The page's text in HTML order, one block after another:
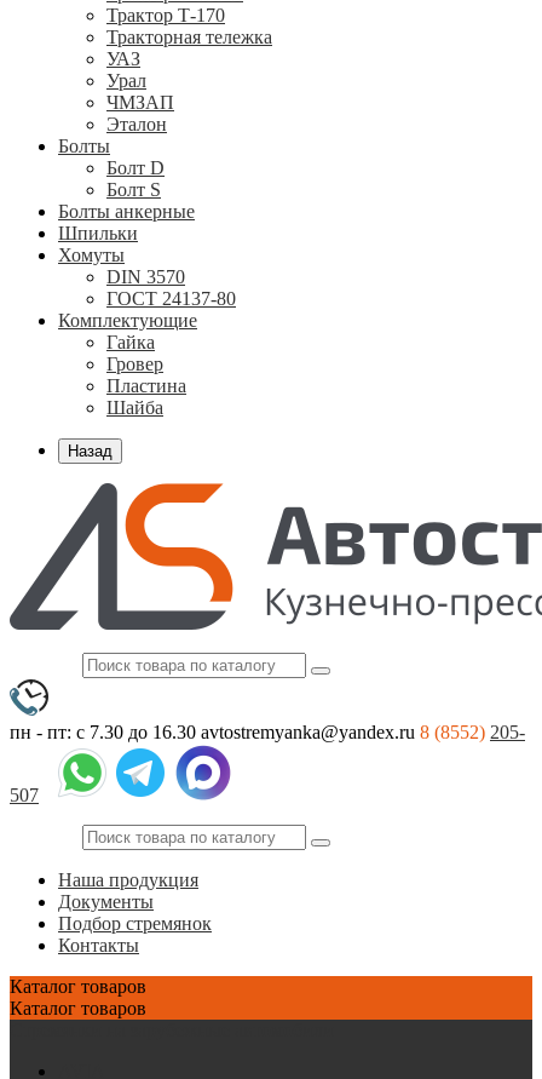
Трактор Т-170
Тракторная тележка
УАЗ
Урал
ЧМЗАП
Эталон
Болты
Болт D
Болт S
Болты анкерные
Шпильки
Хомуты
DIN 3570
ГОСТ 24137-80
Комплектующие
Гайка
Гровер
Пластина
Шайба
Назад
пн - пт: с 7.30 до 16.30 avtostremyanka@yandex.ru 8 (8552) 205-
507
Наша продукция
Документы
Подбор стремянок
Контакты
Каталог товаров
Каталог товаров